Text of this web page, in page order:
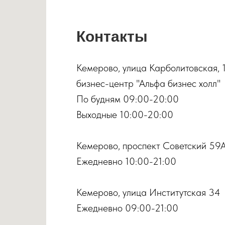
Контакты
Кемерово, улица Карболитовская,
бизнес-центр "Альфа бизнес холл"
По будням 09:00-20:00
Выходные 10:00-20:00
Кемерово, проспект Советский
Ежедневно 10:00-21:00
Кемерово, улица Институтская 34
Ежедневно 09:00-21:00